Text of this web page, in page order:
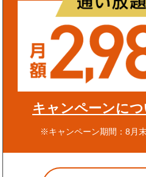
キャンペーンに
※キャンペーン期間：8月